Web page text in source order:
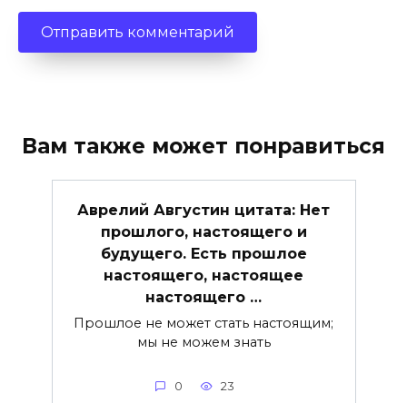
Вам также может понравиться
Аврелий Августин цитата: Нет
прошлого, настоящего и
будущего. Есть прошлое
настоящего, настоящее
настоящего …
Прошлое не может стать настоящим;
мы не можем знать
0 23